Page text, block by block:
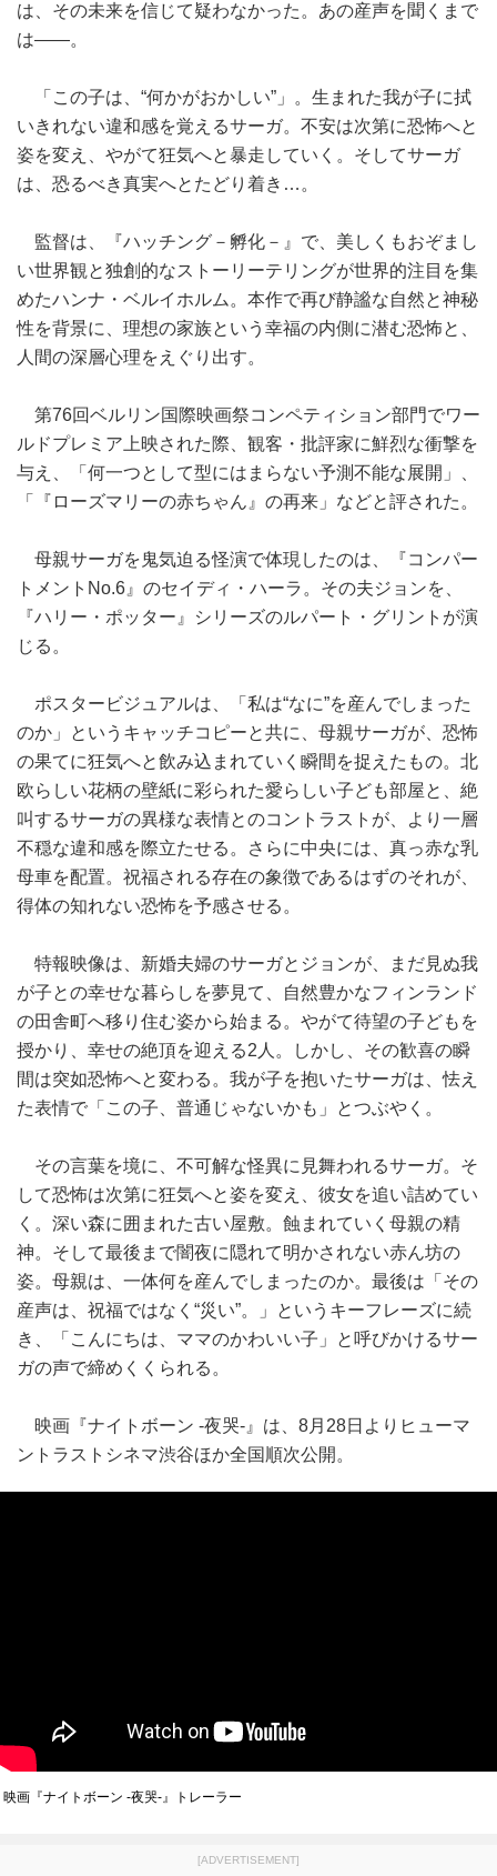
は、その未来を信じて疑わなかった。あの産声を聞くまで
は――。
「この子は、“何かがおかしい”」。生まれた我が子に拭
いきれない違和感を覚えるサーガ。不安は次第に恐怖へと
姿を変え、やがて狂気へと暴走していく。そしてサーガ
は、恐るべき真実へとたどり着き…。
監督は、『ハッチング－孵化－』で、美しくもおぞまし
い世界観と独創的なストーリーテリングが世界的注目を集
めたハンナ・ベルイホルム。本作で再び静謐な自然と神秘
性を背景に、理想の家族という幸福の内側に潜む恐怖と、
人間の深層心理をえぐり出す。
第76回ベルリン国際映画祭コンペティション部門でワー
ルドプレミア上映された際、観客・批評家に鮮烈な衝撃を
与え、「何一つとして型にはまらない予測不能な展開」、
「『ローズマリーの赤ちゃん』の再来」などと評された。
母親サーガを鬼気迫る怪演で体現したのは、『コンパー
トメントNo.6』のセイディ・ハーラ。その夫ジョンを、
『ハリー・ポッター』シリーズのルパート・グリントが演
じる。
ポスタービジュアルは、「私は“なに”を産んでしまった
のか」というキャッチコピーと共に、母親サーガが、恐怖
の果てに狂気へと飲み込まれていく瞬間を捉えたもの。北
欧らしい花柄の壁紙に彩られた愛らしい子ども部屋と、絶
叫するサーガの異様な表情とのコントラストが、より一層
不穏な違和感を際立たせる。さらに中央には、真っ赤な乳
母車を配置。祝福される存在の象徴であるはずのそれが、
得体の知れない恐怖を予感させる。
特報映像は、新婚夫婦のサーガとジョンが、まだ見ぬ我
が子との幸せな暮らしを夢見て、自然豊かなフィンランド
の田舎町へ移り住む姿から始まる。やがて待望の子どもを
授かり、幸せの絶頂を迎える2人。しかし、その歓喜の瞬
間は突如恐怖へと変わる。我が子を抱いたサーガは、怯え
た表情で「この子、普通じゃないかも」とつぶやく。
その言葉を境に、不可解な怪異に見舞われるサーガ。そ
して恐怖は次第に狂気へと姿を変え、彼女を追い詰めてい
く。深い森に囲まれた古い屋敷。蝕まれていく母親の精
神。そして最後まで闇夜に隠れて明かされない赤ん坊の
姿。母親は、一体何を産んでしまったのか。最後は「その
産声は、祝福ではなく“災い”。」というキーフレーズに続
き、「こんにちは、ママのかわいい子」と呼びかけるサー
ガの声で締めくくられる。
映画『ナイトボーン -夜哭-』は、8月28日よりヒューマ
ントラストシネマ渋谷ほか全国順次公開。
映画『ナイトボーン -夜哭-』トレーラー
[ADVERTISEMENT]